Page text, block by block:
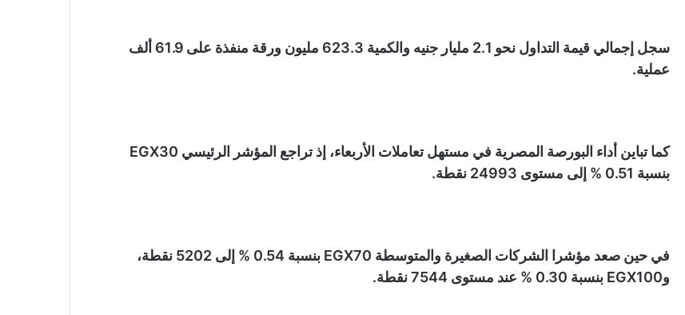
سجل إجمالي قيمة التداول نحو 2.1 مليار جنيه والكمية 623.3 مليون ورقة منفذة على 61.9 ألف
عملية.
كما تباين أداء البورصة المصرية في مستهل تعاملات الأربعاء، إذ تراجع المؤشر الرئيسي EGX30
بنسبة 0.51 % إلى مستوى 24993 نقطة.
في حين صعد مؤشرا الشركات الصغيرة والمتوسطة EGX70 بنسبة 0.54 % إلى 5202 نقطة،
وEGX100 بنسبة 0.30 % عند مستوى 7544 نقطة.